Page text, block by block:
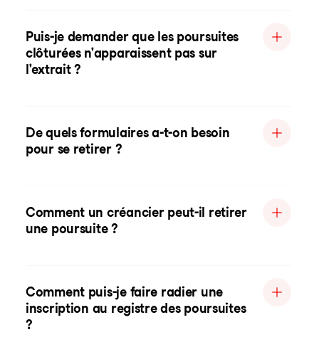
Puis-je demander que les poursuites
clôturées n'apparaissent pas sur
l'extrait ?
De quels formulaires a-t-on besoin
pour se retirer ?
Comment un créancier peut-il retirer
une poursuite ?
Comment puis-je faire radier une
inscription au registre des poursuites
?